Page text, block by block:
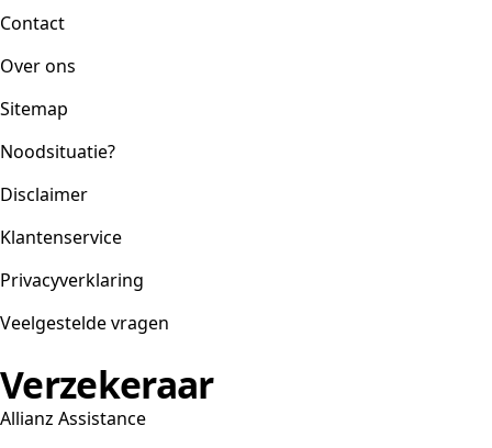
Contact
Over ons
Sitemap
Noodsituatie?
Disclaimer
Klantenservice
Privacyverklaring
Veelgestelde vragen
Verzekeraar
Allianz Assistance